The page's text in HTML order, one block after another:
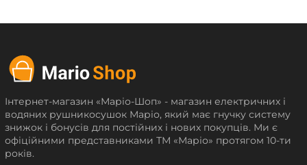
Інтернет-магазин «Маріо-Шоп» - магазин електричних і
водяних рушникосушок Маріо, який має гнучку систему
знижок і бонусів для постійних і нових покупців. Ми є
офіційними представниками ТМ «Маріо» протягом 10-ти
років.